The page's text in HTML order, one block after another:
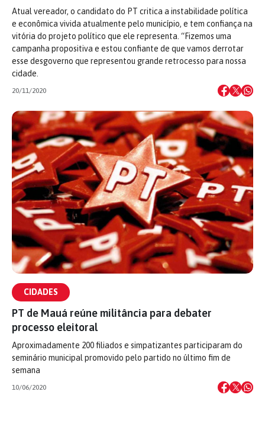
Atual vereador, o candidato do PT critica a instabilidade política
e econômica vivida atualmente pelo município, e tem confiança na
vitória do projeto político que ele representa. “Fizemos uma
campanha propositiva e estou confiante de que vamos derrotar
esse desgoverno que representou grande retrocesso para nossa
cidade.
20/11/2020
CIDADES
PT de Mauá reúne militância para debater
processo eleitoral
Aproximadamente 200 filiados e simpatizantes participaram do
seminário municipal promovido pelo partido no último fim de
semana
10/06/2020